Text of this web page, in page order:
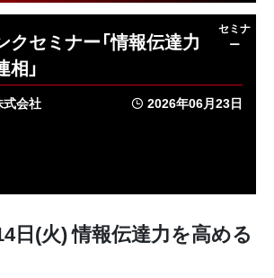
クセミナー「情報伝達力
」
式会社 2026年06月23日
日(火) 情報伝達力を高める